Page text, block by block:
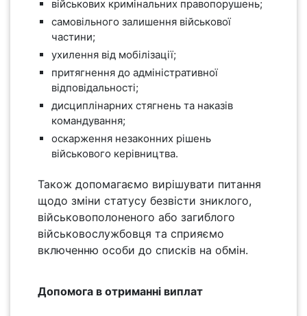
військових кримінальних правопорушень;
самовільного залишення військової
частини;
ухилення від мобілізації;
притягнення до адміністративної
відповідальності;
дисциплінарних стягнень та наказів
командування;
оскарження незаконних рішень
військового керівництва.
Також допомагаємо вирішувати питання
щодо зміни статусу безвісти зниклого,
військовополоненого або загиблого
військовослужбовця та сприяємо
включенню особи до списків на обмін.
Допомога в отриманні виплат